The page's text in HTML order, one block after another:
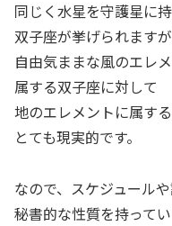
同じく水星を守護星に
双子座が挙げられますが
自由気ままな風のエレ
属する双子座に対して
地のエレメントに属す
とても現実的です。
なので、スケジュール
秘書的な性質を持ってい